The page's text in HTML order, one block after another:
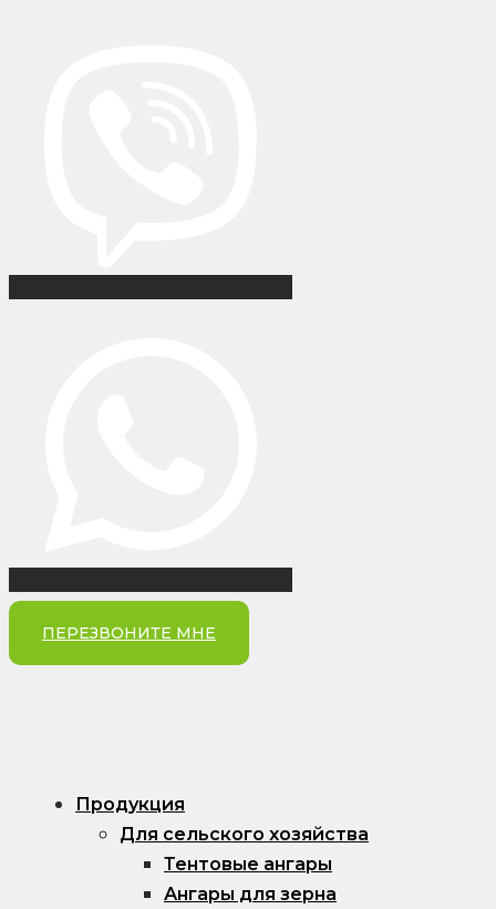
ПЕРЕЗВОНИТЕ МНЕ
Продукция
Для сельского хозяйства
Тентовые ангары
Ангары для зерна